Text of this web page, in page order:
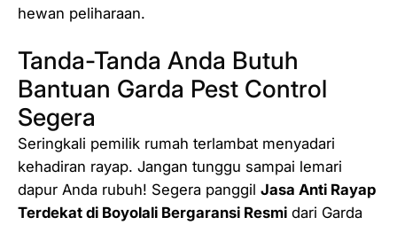
hewan peliharaan.
Tanda-Tanda Anda Butuh
Bantuan Garda Pest Control
Segera
Seringkali pemilik rumah terlambat menyadari
kehadiran rayap. Jangan tunggu sampai lemari
dapur Anda rubuh! Segera panggil Jasa Anti Rayap
Terdekat di Boyolali Bergaransi Resmi dari Garda